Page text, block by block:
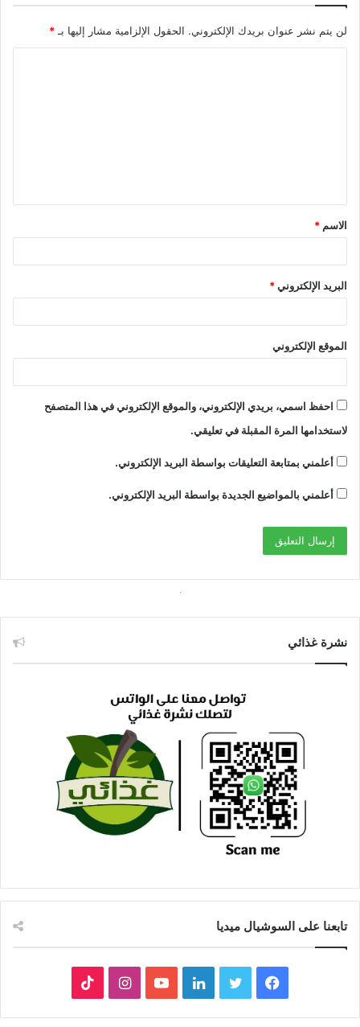
لن يتم نشر عنوان بريدك الإلكتروني. الحقول الإلزامية مشار إليها بـ*
ق
*
الاسم *
البريد الإلكتروني*
الموقع الإلكتروني
احفظ اسمي، بريدي الإلكتروني، والموقع الإلكتروني في هذا المتصفح
لاستخدامها المرة المقبلة في تعليقي.
أعلمني بمتابعة التعليقات بواسطة البريد الإلكتروني.
أعلمني بالمواضيع الجديدة بواسطة البريد الإلكتروني.
نشرة غذائي
تابعنا على السوشيال ميديا
فيسبوك تويتر لينكدإنيوتيوبانستقرام